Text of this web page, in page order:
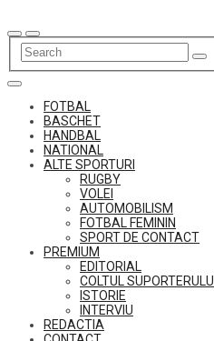
to
content
FOTBAL
BASCHET
HANDBAL
NATIONAL
ALTE SPORTURI
RUGBY
VOLEI
AUTOMOBILISM
FOTBAL FEMININ
SPORT DE CONTACT
PREMIUM
EDITORIAL
COLTUL SUPORTERULUI
ISTORIE
INTERVIU
REDACTIA